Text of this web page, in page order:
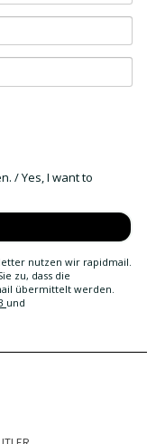
/ Yes, I want to
nutzen wir rapidmail.
zu, dass die
übermittelt werden.
und